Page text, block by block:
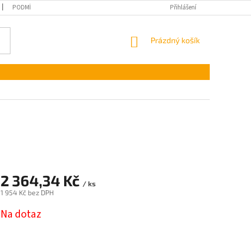
PODMÍNKY OCHRANY OSOBNÍCH ÚDAJŮ Přihlášení
NÁKUPNÍ
Prázdný košík
2 364,34 Kč / ks
1 954 Kč bez DPH
cena:
Na dotaz